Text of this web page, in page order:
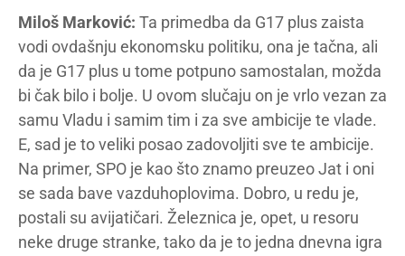
Miloš Marković: Ta primedba da G17 plus zaista
vodi ovdašnju ekonomsku politiku, ona je tačna, ali
da je G17 plus u tome potpuno samostalan, možda
bi čak bilo i bolje. U ovom slučaju on je vrlo vezan za
samu Vladu i samim tim i za sve ambicije te vlade.
E, sad je to veliki posao zadovoljiti sve te ambicije.
Na primer, SPO je kao što znamo preuzeo Jat i oni
se sada bave vazduhoplovima. Dobro, u redu je,
postali su avijatičari. Železnica je, opet, u resoru
neke druge stranke, tako da je to jedna dnevna igra